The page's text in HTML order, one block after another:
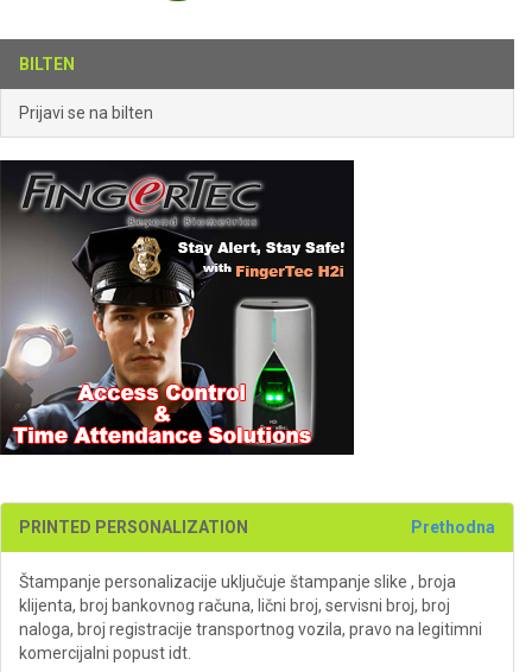
BILTEN
Prijavi se na bilten
PRINTED PERSONALIZATION Prethodna
Štampanje personalizacije uključuje štampanje slike , broja
klijenta, broj bankovnog računa, lični broj, servisni broj, broj
naloga, broj registracije transportnog vozila, pravo na legitimni
komercijalni popust idt.